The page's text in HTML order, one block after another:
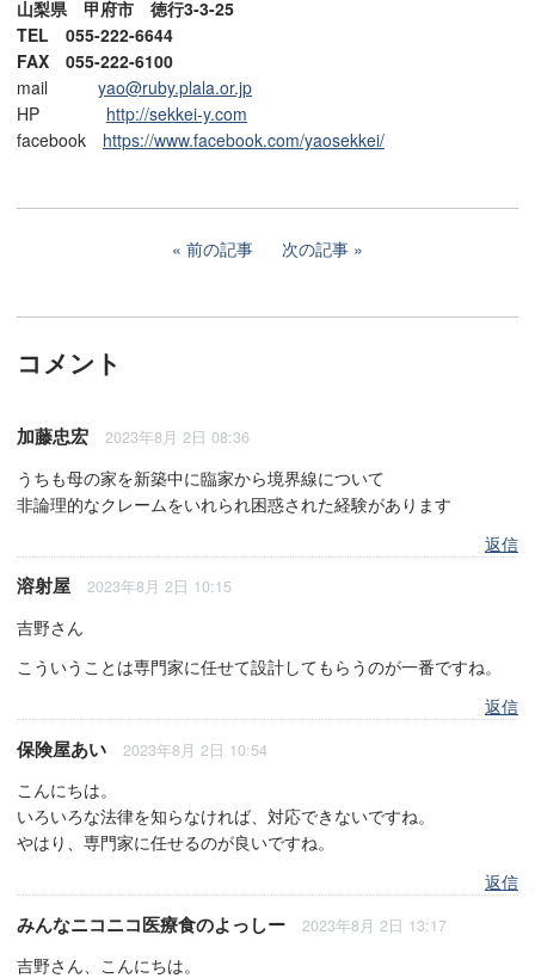
山梨県 甲府市 徳行3-3-25
TEL 055-222-6644
FAX 055-222-6100
mail yao@ruby.plala.or.jp
HP http://sekkei-y.com
facebook https://www.facebook.com/yaosekkei/
前の記事 次の記事
コメント
加藤忠宏 2023年8月 2日 08:36
うちも母の家を新築中に臨家から境界線について
非論理的なクレームをいれられ困惑された経験があります
返信
溶射屋 2023年8月 2日 10:15
吉野さん
こういうことは専門家に任せて設計してもらうのが一番ですね。
返信
保険屋あい 2023年8月 2日 10:54
こんにちは。
いろいろな法律を知らなければ、対応できないですね。
やはり、専門家に任せるのが良いですね。
返信
みんなニコニコ医療食のよっしー 2023年8月 2日 13:17
吉野さん、こんにちは。